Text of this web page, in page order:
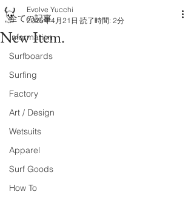
全ての記事
Information
Surfboards
Surfing
Factory
Art / Design
Wetsuits
Apparel
Surf Goods
How To
New Item.
Evolve Yucchi
2025年4月21日 読了時間: 2分